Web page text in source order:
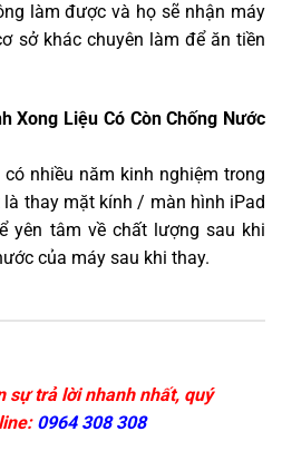
làm được và họ sẽ nhận máy
sở khác chuyên làm để ăn tiền
Xong Liệu Có Còn Chống Nước
nhiều năm kinh nghiệm trong
thay mặt kính / màn hình iPad
yên tâm về chất lượng sau khi
của máy sau khi thay.
sự trả lời nhanh nhất, quý
0964 308 308